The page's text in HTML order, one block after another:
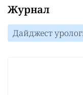
Журнал
Дайджест